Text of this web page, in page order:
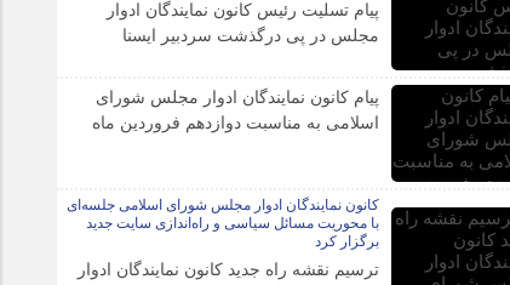
پیام تسلیت رئیس کانون نمایندگان ادوار
مجلس در پی درگذشت سردبیر ایسنا
پیام کانون نمایندگان ادوار مجلس شورای
اسلامی به مناسبت دوازدهم فروردین ماه
کانون نمایندگان ادوار مجلس شورای اسلامی جلسه‌ای
با محوریت مسائل سیاسی و راه‌اندازی سایت جدید
برگزار کرد
ترسیم نقشه راه جدید کانون نمایندگان ادوار